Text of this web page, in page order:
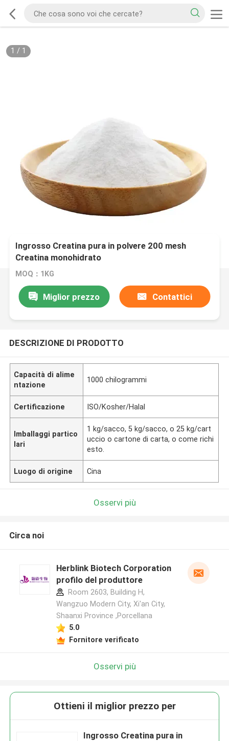
1 / 1
Ingrosso Creatina pura in polvere 200 mesh
Creatina monohidrato
MOQ：1KG
Miglior prezzo Contattici
DESCRIZIONE DI PRODOTTO
Capacità di alime
ntazione
1000 chilogrammi
Certificazione ISO/Kosher/Halal
Imballaggi partico
lari
1 kg/sacco, 5 kg/sacco, o 25 kg/cart
uccio o cartone di carta, o come richi
esto.
Luogo di origine Cina
Osservi più
Circa noi
Herblink Biotech Corporation
profilo del produttore
Room 2603, Building H,
Wangzuo Modern City, Xi'an City,
Shaanxi Province ,Porcellana
5.0
Fornitore verificato
Osservi più
Ottieni il miglior prezzo per
Ingrosso Creatina pura in